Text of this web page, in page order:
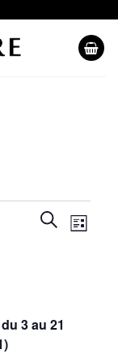
Recherche
LISTE
3 au 21